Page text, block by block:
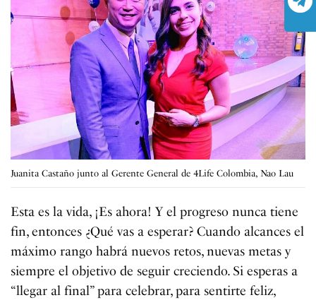
Juanita Castaño junto al Gerente General de 4Life Colombia, Nao Lau
Esta es la vida, ¡Es ahora! Y el progreso nunca tiene
fin, entonces ¿Qué vas a esperar? Cuando alcances el
máximo rango habrá nuevos retos, nuevas metas y
siempre el objetivo de seguir creciendo. Si esperas a
“llegar al final” para celebrar, para sentirte feliz,